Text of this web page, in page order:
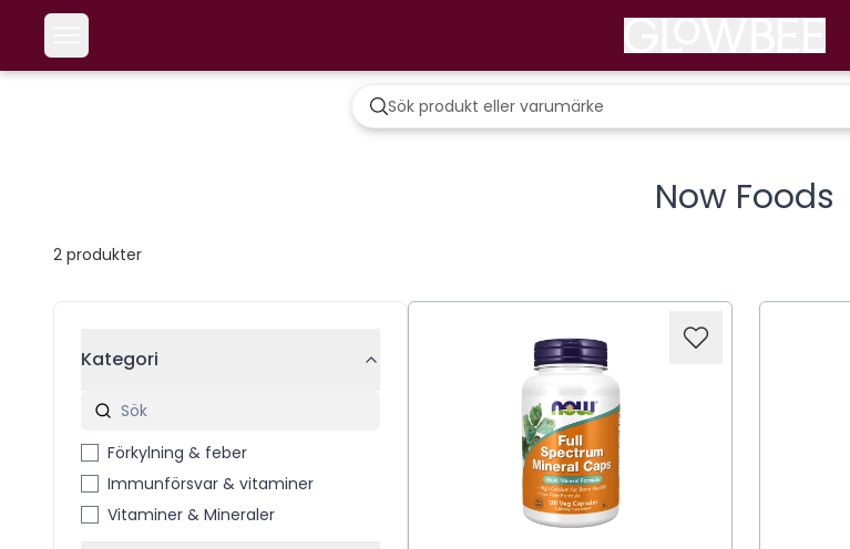
Now Foods
2 produkter
Kategori
Förkylning & feber
Immunförsvar & vitaminer
Vitaminer & Mineraler